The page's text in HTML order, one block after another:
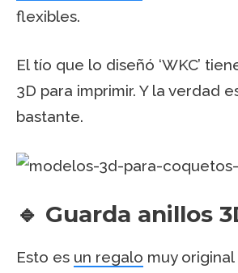
flexibles.
El tío que lo diseñó ‘WKC’
3D para imprimir. Y la verdad
bastante.
🔹 Guarda anillos
Esto es un regalo muy